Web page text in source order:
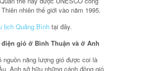
nhiên thế giới vào năm 1995.
lịch Quảng Bình tại đây.
gió ở Bình Thuận và ở Anh
nguồn năng lượng gió được coi là
Anh sở hữu những cánh đồng gió